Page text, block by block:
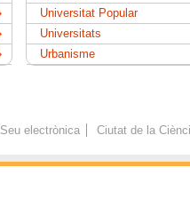
Universitat Popular
Universitats
Urbanisme
Seu electrònica Ciutat de la